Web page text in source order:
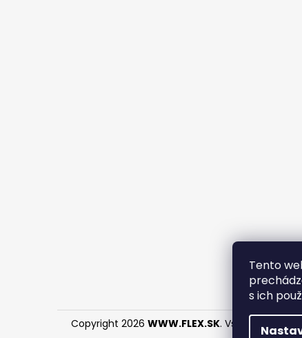
Tento
s ich
Copyright 2026 WWW.FLEX.SK. Všetky práva